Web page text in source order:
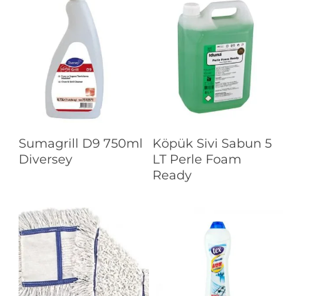
Devamını Oku
Sumagrill D9 750ml
Diversey
Devamını Oku
Köpük Sivi Sabun 5
LT Perle Foam
Ready